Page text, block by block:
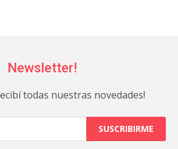
Newsletter!
todas nuestras novedades!
SUSCRIBIRME